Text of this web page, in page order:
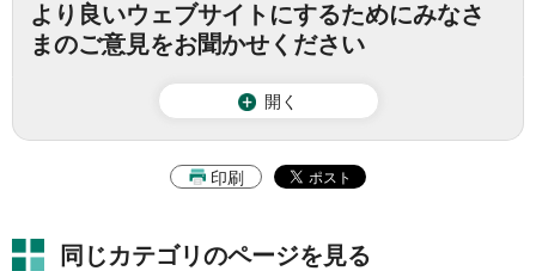
より良いウェブサイトにするためにみなさ
まのご意見をお聞かせください
開く
印刷
同じカテゴリのページを見る